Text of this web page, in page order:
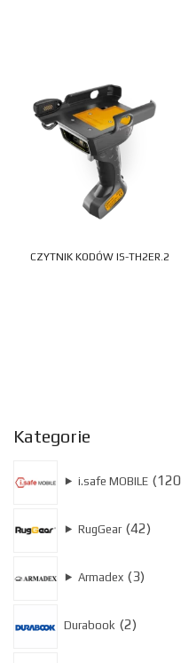
CZYTNIK KODÓW IS-TH2ER.2
Kategorie
⯈ i.safe MOBILE 120
⯈ RugGear 42
⯈ Armadex 3
Durabook 2